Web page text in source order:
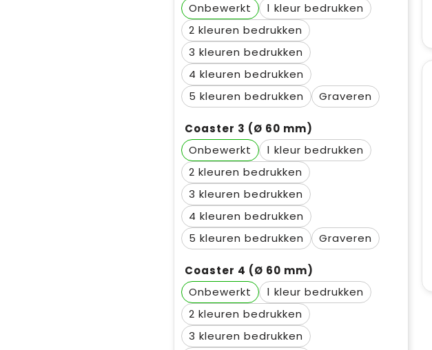
Onbewerkt
1
2
3
4
5
Graveren
Coaster 3 (Ø 60 mm)
Onbewerkt
1
2
3
4
5
Graveren
Coaster 4 (Ø 60 mm)
Onbewerkt
1
2
3